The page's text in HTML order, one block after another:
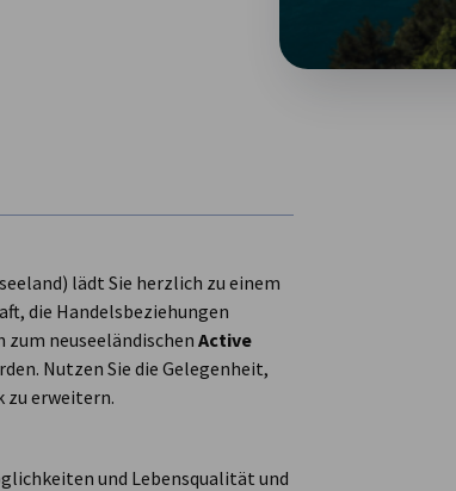
lädt Sie herzlich zu einem
die Handelsbeziehungen
neuseeländischen Active
Nutzen Sie die Gelegenheit,
zu erweitern.
und Lebensqualität und